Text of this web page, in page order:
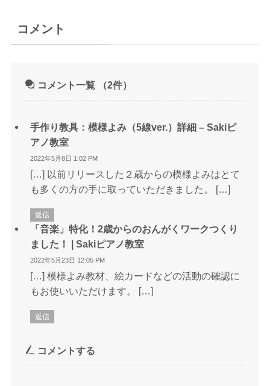
コメント
コメント一覧 （2件）
手作り教具：模様よみ（5線ver.）詳細 – Sakiピ
アノ教室
2022年5月8日 1:02 PM
[…] 以前リリースした２歳からの模様よみはとて
も多くの方の手に取っていただきました。 […]
返信
「音楽」特化！2歳からのおんがくワークつくり
ました！ | Sakiピアノ教室
2022年5月23日 12:05 PM
[…] 模様よみ教材、絵カードなどの活動の確認に
もお使いいただけます。 […]
返信
コメントする